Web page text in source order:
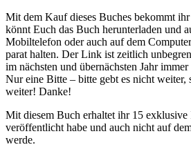
Mit dem Kauf dieses Buches bekommt
könnt Euch das Buch herunterladen und
Mobiltelefon oder auch auf dem
parat halten. Der Link ist zeitlich
im nächsten und übernächsten Jahr
Nur eine Bitte – bitte gebt es nicht weiter,
weiter! Danke!
Mit diesem Buch erhaltet ihr 15
veröffentlicht habe und auch nicht auf
werde.